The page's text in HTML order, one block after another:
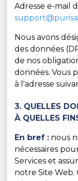
Adresse e-mail
Nous avons
des données
de nos
données. Vous
à l'adresse
3. QUELLES
À QUELLES
En bref : nous
nécessaires
Services et
notre Site Web.